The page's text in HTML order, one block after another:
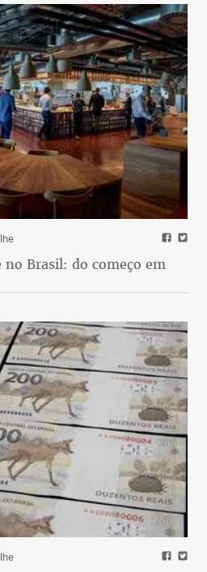
no Brasil: do começo em